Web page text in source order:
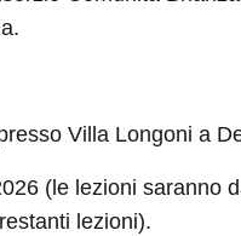
Villa Longoni a
(le lezioni saranno
lezioni).